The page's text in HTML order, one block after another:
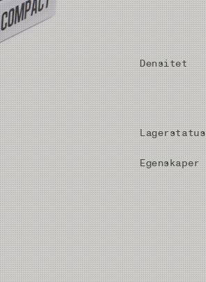
Densitet
Lagerstatus
Egenskaper